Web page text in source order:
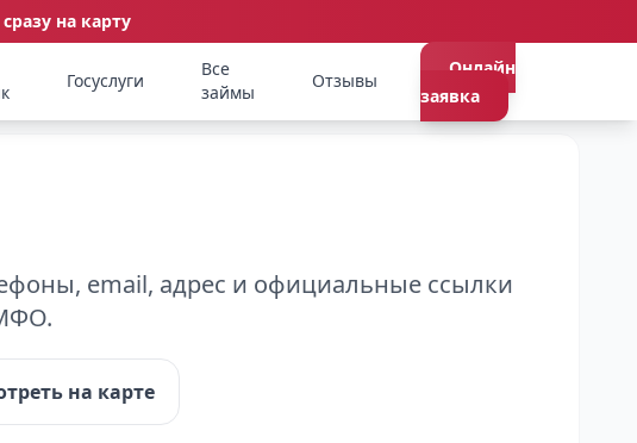
на карту
Госуслуги
Все
займы
Отзывы
Онлайн
заявка
email, адрес и официальные ссылки
на карте